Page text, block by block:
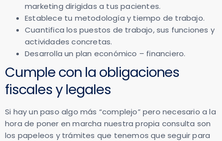
marketing dirigidas a tus pacientes.
Establece tu metodología y tiempo de trabajo.
Cuantifica los puestos de trabajo, sus funciones y
actividades concretas.
Desarrolla un plan económico – financiero.
Cumple con la obligaciones
fiscales y legales
Si hay un paso algo más “complejo” pero necesario a la
hora de poner en marcha nuestra propia consulta son
los papeleos y trámites que tenemos que seguir para